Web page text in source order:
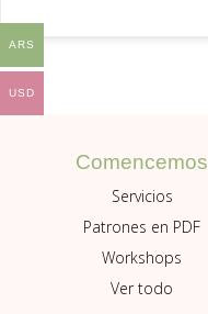
Comencemos
Servicios
Patrones en PDF
Workshops
Ver todo
ARS
USD